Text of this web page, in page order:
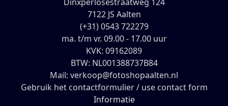
7122 JS Aalten
(+31) 0543 722279
ma. t/m vr. 09.00 - 17.00 uur
KVK: 09162089
BTW: NL001388737B84
Mail: verkoop@fotoshopaalten.nl
Gebruik het contactformulier / use contact form
Informatie